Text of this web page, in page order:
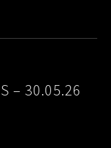
– 30.05.26